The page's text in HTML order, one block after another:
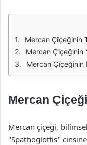
Mercan Çiçeğinin
Mercan Çiçeğinin
Mercan Çiçeğinin
Mercan
Mercan çiçeği,
"Spathoglottis"